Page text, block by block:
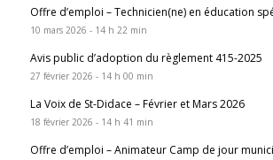
Offre d’emploi – Technicien(ne) en éducation
10 mars 2026 - 14 h 22 min
Avis public d’adoption du règlement 415-2025
27 février 2026 - 14 h 00 min
La Voix de St-Didace – Février et Mars 2026
18 février 2026 - 14 h 41 min
Offre d’emploi – Animateur Camp de jour